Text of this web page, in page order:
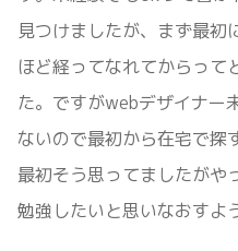
見つけましたが、まず最初
ほど経ってなれてからって
た。ですがwebデザイナー
ないので最初から在宅で探
最初そう思ってましたがや
勉強したいと思いなおすよ